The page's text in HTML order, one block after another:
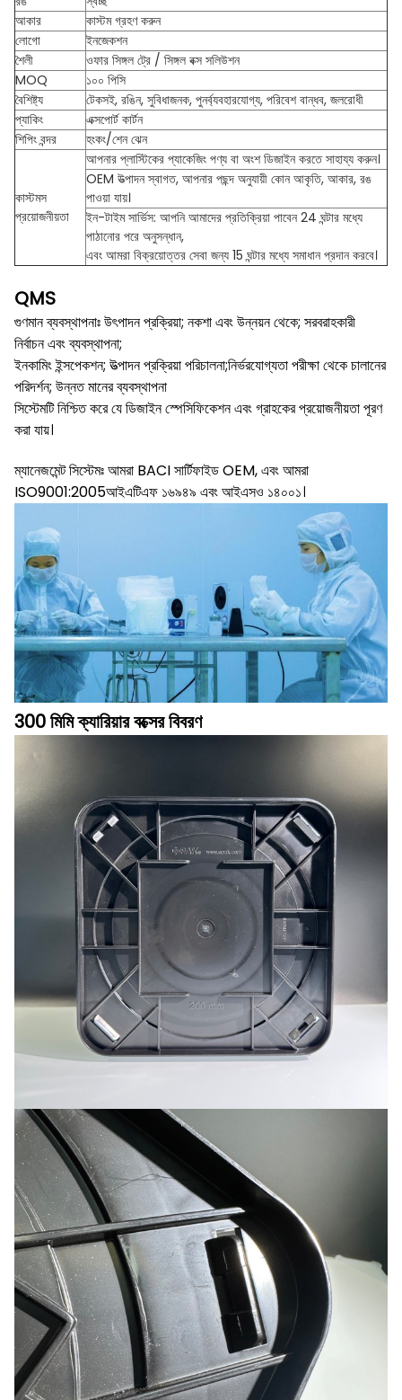
আকার
কাস্টম গ্রহণ করুন
লোগো
ইনজেকশন
শৈলী
ওফার সিঙ্গল ট্রে / সিঙ্গল বক্স সলিউশন
MOQ
১০০ পিসি
বৈশিষ্ট্য
টেকসই, রঙিন, সুবিধাজনক, পুনর্ব্যবহারযোগ্য, পরিবেশ বান্ধব, জলরোধী
প্যাকিং
এক্সপোর্ট কার্টন
শিপিং বন্দর
হংকং/শেন ঝেন
কাস্টমস
প্রয়োজনীয়তা
আপনার প্লাস্টিকের প্যাকেজিং পণ্য বা অংশ ডিজাইন করতে সাহায্য করুন।
OEM উত্পাদন স্বাগত, আপনার পছন্দ অনুযায়ী কোন আকৃতি, আকার, রঙ
পাওয়া যায়।
ইন-টাইম সার্ভিস: আপনি আমাদের প্রতিক্রিয়া পাবেন 24 ঘন্টার মধ্যে
পাঠানোর পরে অনুসন্ধান,
এবং আমরা বিক্রয়োত্তর সেবা জন্য 15 ঘন্টার মধ্যে সমাধান প্রদান করবে।
QMS
গুণমান ব্যবস্থাপনাঃ উৎপাদন প্রক্রিয়া; নকশা এবং উন্নয়ন থেকে; সরবরাহকারী
নির্বাচন এবং ব্যবস্থাপনা;
ইনকামিং ইন্সপেকশন; উত্পাদন প্রক্রিয়া পরিচালনা;নির্ভরযোগ্যতা পরীক্ষা থেকে চালানের
পরিদর্শন; উন্নত মানের ব্যবস্থাপনা
সিস্টেমটি নিশ্চিত করে যে ডিজাইন স্পেসিফিকেশন এবং গ্রাহকের প্রয়োজনীয়তা পূরণ
করা যায়।
ম্যানেজমেন্ট সিস্টেমঃ আমরা BACI সার্টিফাইড OEM, এবং আমরা
ISO9001:2005আইএটিএফ ১৬৯৪৯ এবং আইএসও ১৪০০১।
300 মিমি ক্যারিয়ার বক্সের বিবরণ